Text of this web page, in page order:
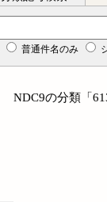
普通件名のみ
NDC9の分類「